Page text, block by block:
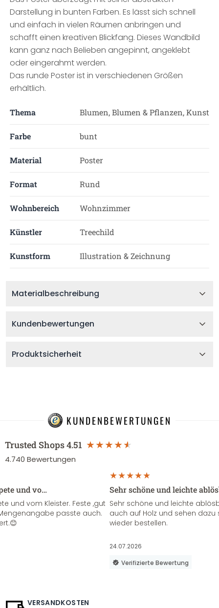
Darstellung in bunten Farben. Es lässt sich schnell
und einfach in vielen Räumen anbringen und
schafft einen kreativen Blickfang. Dieses Wandbild
kann ganz nach Belieben angepinnt, angeklebt
oder eingerahmt werden.
Das runde Poster ist in verschiedenen Größen
erhältlich.
Thema Blumen, Blumen & Pflanzen, Kunst
Farbe bunt
Material Poster
Format Rund
Wohnbereich Wohnzimmer
Künstler Treechild
Kunstform Illustration & Zeichnung
Materialbeschreibung
Kundenbewertungen
Produktsicherheit
KUNDENBEWERTUNGEN
Trusted Shops4.51
4.740 Bewertungen
und vo…
und vom Kleister. Feste ,gut
passte auch.
Sehr schöne und leichte
Sehr schöne und leichte
auch auf Holz und sehen
wieder bestellen.
24.07.2026
Verifizierte Bewertung
VERSANDKOSTEN